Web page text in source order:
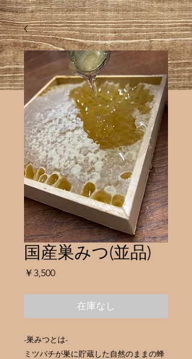
国産巣みつ(並品)
￥3,500価
在庫なし
-巣みつとは-
ミツバチが巣に貯蔵した自然のままの蜂